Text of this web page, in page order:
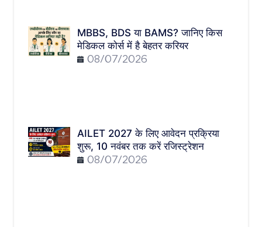
MBBS, BDS या BAMS? जानिए किस
मेडिकल कोर्स में है बेहतर करियर
08/07/2026
AILET 2027 के लिए आवेदन प्रक्रिया
शुरू, 10 नवंबर तक करें रजिस्ट्रेशन
08/07/2026